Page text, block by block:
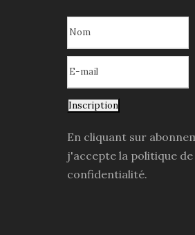
Inscription
En cliquant sur
j'accepte la politique de
confidentialité.